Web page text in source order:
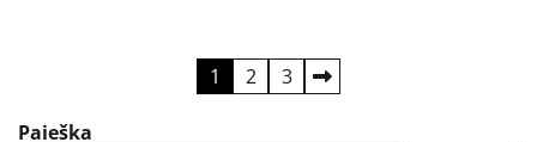
puslapiavimas
1 2 3
Paieška